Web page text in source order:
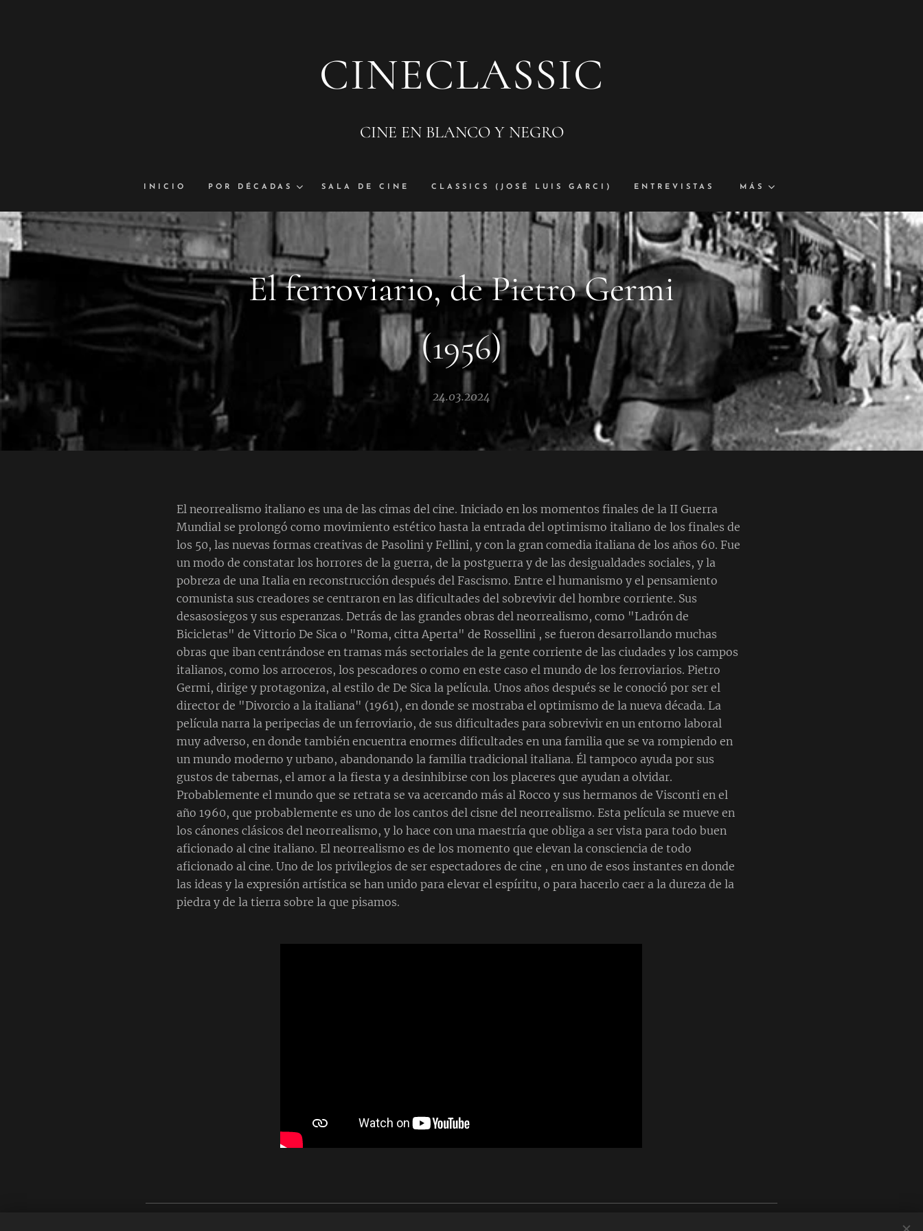
CINECLASSIC
CINE EN BLANCO Y NEGRO
INICIO POR DÉCADAS SALA DE CINE CLASSICS (JOSÉ LUIS GARCI) ENTREVISTAS MÁS
El ferroviario, de Pietro Germi
(1956)
24.03.2024
El neorrealismo italiano es una de las cimas del cine. Iniciado en los momentos finales de la II Guerra
Mundial se prolongó como movimiento estético hasta la entrada del optimismo italiano de los finales de
los 50, las nuevas formas creativas de Pasolini y Fellini, y con la gran comedia italiana de los años 60. Fue
un modo de constatar los horrores de la guerra, de la postguerra y de las desigualdades sociales, y la
pobreza de una Italia en reconstrucción después del Fascismo. Entre el humanismo y el pensamiento
comunista sus creadores se centraron en las dificultades del sobrevivir del hombre corriente. Sus
desasosiegos y sus esperanzas. Detrás de las grandes obras del neorrealismo, como "Ladrón de
Bicicletas" de Vittorio De Sica o "Roma, citta Aperta" de Rossellini , se fueron desarrollando muchas
obras que iban centrándose en tramas más sectoriales de la gente corriente de las ciudades y los campos
italianos, como los arroceros, los pescadores o como en este caso el mundo de los ferroviarios. Pietro
Germi, dirige y protagoniza, al estilo de De Sica la película. Unos años después se le conoció por ser el
director de "Divorcio a la italiana" (1961), en donde se mostraba el optimismo de la nueva década. La
película narra la peripecias de un ferroviario, de sus dificultades para sobrevivir en un entorno laboral
muy adverso, en donde también encuentra enormes dificultades en una familia que se va rompiendo en
un mundo moderno y urbano, abandonando la familia tradicional italiana. Él tampoco ayuda por sus
gustos de tabernas, el amor a la fiesta y a desinhibirse con los placeres que ayudan a olvidar.
Probablemente el mundo que se retrata se va acercando más al Rocco y sus hermanos de Visconti en el
año 1960, que probablemente es uno de los cantos del cisne del neorrealismo. Esta película se mueve en
los cánones clásicos del neorrealismo, y lo hace con una maestría que obliga a ser vista para todo buen
aficionado al cine italiano. El neorrealismo es de los momento que elevan la consciencia de todo
aficionado al cine. Uno de los privilegios de ser espectadores de cine , en uno de esos instantes en donde
las ideas y la expresión artística se han unido para elevar el espíritu, o para hacerlo caer a la dureza de la
piedra y de la tierra sobre la que pisamos.